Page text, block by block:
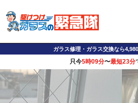
ガラス修理・ガラス交換なら
只今5時09分〜最短23分